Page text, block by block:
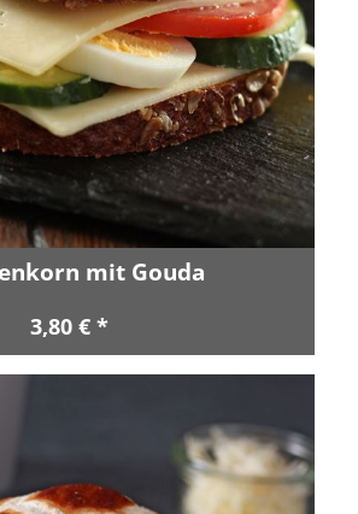
mit Gouda
3,80 € *